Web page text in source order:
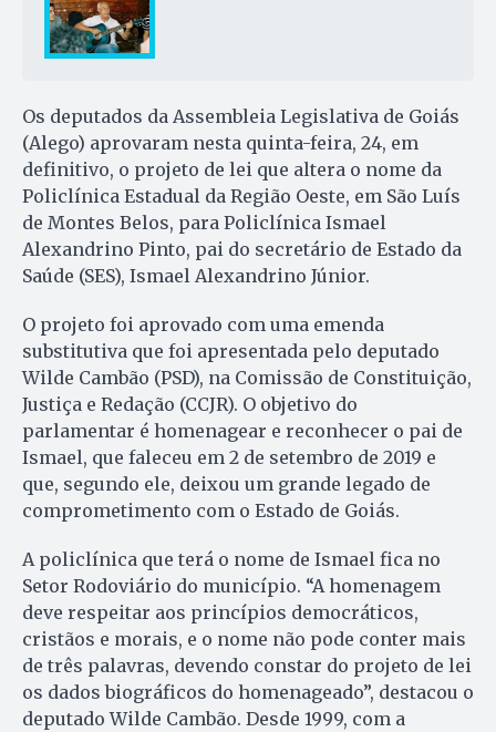
Os deputados da Assembleia Legislativa de Goiás
(Alego) aprovaram nesta quinta-feira, 24, em
definitivo, o projeto de lei que altera o nome da
Policlínica Estadual da Região Oeste, em São Luís
de Montes Belos, para Policlínica Ismael
Alexandrino Pinto, pai do secretário de Estado da
Saúde (SES), Ismael Alexandrino Júnior.
O projeto foi aprovado com uma emenda
substitutiva que foi apresentada pelo deputado
Wilde Cambão (PSD), na Comissão de Constituição,
Justiça e Redação (CCJR). O objetivo do
parlamentar é homenagear e reconhecer o pai de
Ismael, que faleceu em 2 de setembro de 2019 e
que, segundo ele, deixou um grande legado de
comprometimento com o Estado de Goiás.
A policlínica que terá o nome de Ismael fica no
Setor Rodoviário do município. “A homenagem
deve respeitar aos princípios democráticos,
cristãos e morais, e o nome não pode conter mais
de três palavras, devendo constar do projeto de lei
os dados biográficos do homenageado”, destacou o
deputado Wilde Cambão. Desde 1999, com a